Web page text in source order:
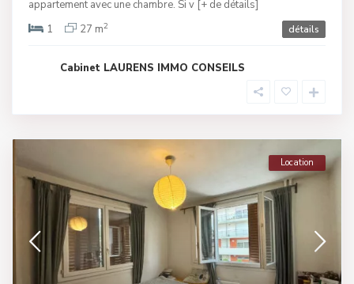
appartement avec une chambre. Si v [+ de détails]
1
27 m2 détails
Cabinet LAURENS IMMO CONSEILS
Location